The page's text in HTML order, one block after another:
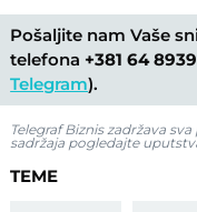
Pošaljite nam Vaše
telefona +381 64
Telegram).
Telegraf Biznis zadržava
sadržaja pogledajte
TEME